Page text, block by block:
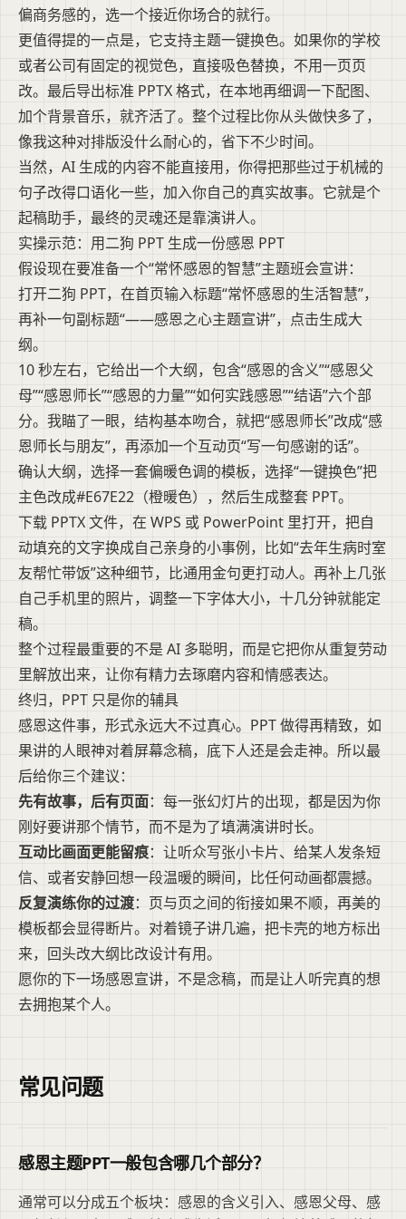
偏商务感的，选一个接近你场合的就行。
更值得提的一点是，它支持主题一键换色。如果你的学校
或者公司有固定的视觉色，直接吸色替换，不用一页页
改。最后导出标准 PPTX 格式，在本地再细调一下配图、
加个背景音乐，就齐活了。整个过程比你从头做快多了，
像我这种对排版没什么耐心的，省下不少时间。
当然，AI 生成的内容不能直接用，你得把那些过于机械的
句子改得口语化一些，加入你自己的真实故事。它就是个
起稿助手，最终的灵魂还是靠演讲人。
实操示范：用二狗 PPT 生成一份感恩 PPT
假设现在要准备一个“常怀感恩的智慧”主题班会宣讲：
打开二狗 PPT，在首页输入标题“常怀感恩的生活智慧”，
再补一句副标题“——感恩之心主题宣讲”，点击生成大
纲。
10 秒左右，它给出一个大纲，包含“感恩的含义”“感恩父
母”“感恩师长”“感恩的力量”“如何实践感恩”“结语”六个部
分。我瞄了一眼，结构基本吻合，就把“感恩师长”改成“感
恩师长与朋友”，再添加一个互动页“写一句感谢的话”。
确认大纲，选择一套偏暖色调的模板，选择“一键换色”把
主色改成#E67E22（橙暖色），然后生成整套 PPT。
下载 PPTX 文件，在 WPS 或 PowerPoint 里打开，把自
动填充的文字换成自己亲身的小事例，比如“去年生病时室
友帮忙带饭”这种细节，比通用金句更打动人。再补上几张
自己手机里的照片，调整一下字体大小，十几分钟就能定
稿。
整个过程最重要的不是 AI 多聪明，而是它把你从重复劳动
里解放出来，让你有精力去琢磨内容和情感表达。
终归，PPT 只是你的辅具
感恩这件事，形式永远大不过真心。PPT 做得再精致，如
果讲的人眼神对着屏幕念稿，底下人还是会走神。所以最
后给你三个建议：
先有故事，后有页面：每一张幻灯片的出现，都是因为你
刚好要讲那个情节，而不是为了填满演讲时长。
互动比画面更能留痕：让听众写张小卡片、给某人发条短
信、或者安静回想一段温暖的瞬间，比任何动画都震撼。
反复演练你的过渡：页与页之间的衔接如果不顺，再美的
模板都会显得断片。对着镜子讲几遍，把卡壳的地方标出
来，回头改大纲比改设计有用。
愿你的下一场感恩宣讲，不是念稿，而是让人听完真的想
去拥抱某个人。
常见问题
感恩主题PPT一般包含哪几个部分？
通常可以分成五个板块：感恩的含义引入、感恩父母、感